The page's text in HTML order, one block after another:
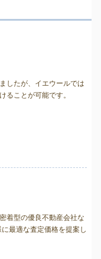
したが、イエウールでは
ることが可能です。
着型の優良不動産会社な
最適な査定価格を提案し